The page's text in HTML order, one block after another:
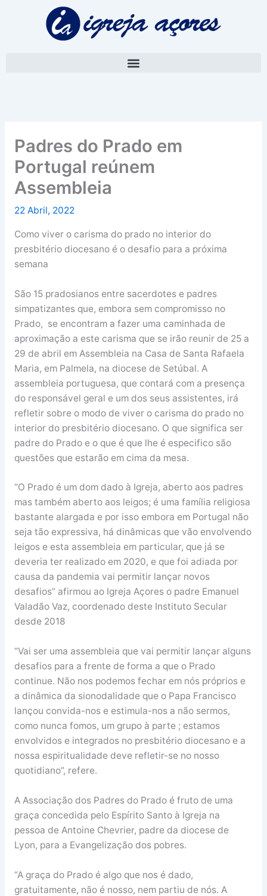
Padres do Prado em
Portugal reúnem
Assembleia
22 Abril, 2022
Como viver o carisma do prado no interior do
presbitério diocesano é o desafio para a próxima
semana
São 15 pradosianos entre sacerdotes e padres
simpatizantes que, embora sem compromisso no
Prado, se encontram a fazer uma caminhada de
aproximação a este carisma que se irão reunir de 25 a
29 de abril em Assembleia na Casa de Santa Rafaela
Maria, em Palmela, na diocese de Setúbal. A
assembleia portuguesa, que contará com a presença
do responsável geral e um dos seus assistentes, irá
refletir sobre o modo de viver o carisma do prado no
interior do presbitério diocesano. O que significa ser
padre do Prado e o que é que lhe é especifico são
questões que estarão em cima da mesa.
“O Prado é um dom dado à Igreja, aberto aos padres
mas também aberto aos leigos; é uma família religiosa
bastante alargada e por isso embora em Portugal não
seja tão expressiva, há dinâmicas que vão envolvendo
leigos e esta assembleia em particular, que já se
deveria ter realizado em 2020, e que foi adiada por
causa da pandemia vai permitir lançar novos
desafios” afirmou ao Igreja Açores o padre Emanuel
Valadão Vaz, coordenado deste Instituto Secular
desde 2018
“Vai ser uma assembleia que vai permitir lançar alguns
desafios para a frente de forma a que o Prado
continue. Não nos podemos fechar em nós próprios e
a dinâmica da sionodalidade que o Papa Francisco
lançou convida-nos e estimula-nos a não sermos,
como nunca fomos, um grupo à parte ; estamos
envolvidos e integrados no presbitério diocesano e a
nossa espiritualidade deve refletir-se no nosso
quotidiano”, refere.
A Associação dos Padres do Prado é fruto de uma
graça concedida pelo Espírito Santo à Igreja na
pessoa de Antoine Chevrier, padre da diocese de
Lyon, para a Evangelização dos pobres.
“A graça do Prado é algo que nos é dado,
gratuitamente, não é nosso, nem partiu de nós. A